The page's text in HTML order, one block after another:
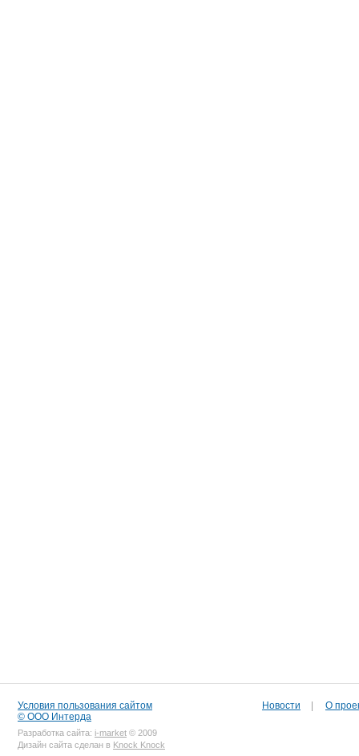
Условия пользования сайтом
© ООО Интерда
Разработка сайта: i-market © 2009
Дизайн сайта сделан в Knock Knock
Новости О